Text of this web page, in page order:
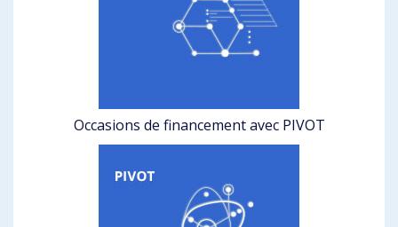
Occasions de financement avec PIVOT